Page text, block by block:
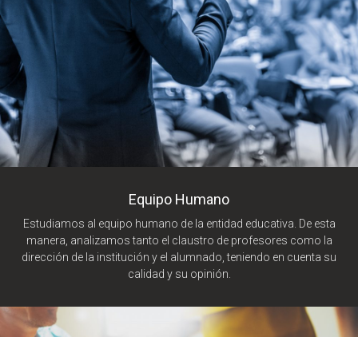
Equipo Humano
Estudiamos al equipo humano de la entidad educativa. De esta
manera, analizamos tanto el claustro de profesores como la
dirección de la institución y el alumnado, teniendo en cuenta su
calidad y su opinión.